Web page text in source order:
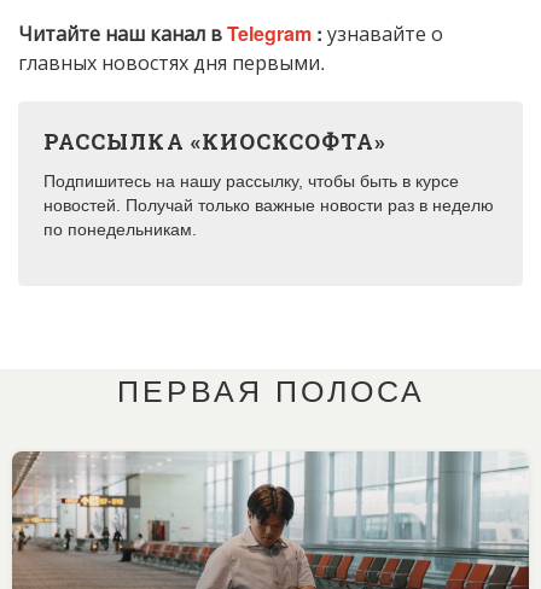
Читайте наш канал вTelegram : узнавайте о
главных новостях дня первыми.
РАССЫЛКА «КИОСКСОФТА»
Подпишитесь на нашу рассылку, чтобы быть в курсе
новостей. Получай только важные новости раз в неделю
по понедельникам.
ПЕРВАЯ ПОЛОСА